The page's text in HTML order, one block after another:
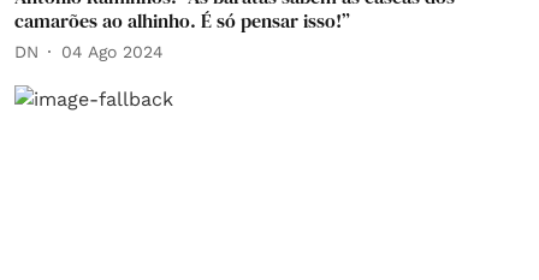
camarões ao alhinho. É só pensar isso!”
DN 04 Ago 2024